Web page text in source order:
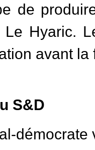
de
Le Hyaric.
avant
S&D